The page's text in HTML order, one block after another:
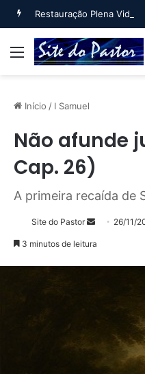
Restauração Plena Vida
Menu
Início / I Samuel
Não afunde
Cap. 26)
A primeira recaída de
Site do Pastor
Mande26/11/
3 minutos de leitura